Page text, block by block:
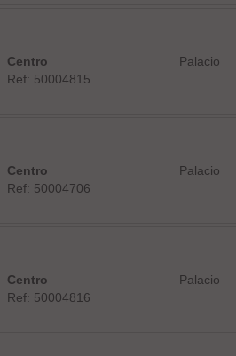
Centro
Ref: 50004815
Palacio
Centro
Ref: 50004706
Palacio
Centro
Ref: 50004816
Palacio